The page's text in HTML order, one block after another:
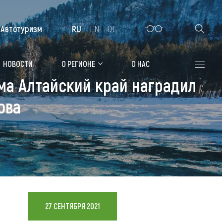
Алтайская зимовка
Где остановиться
Санатории
Гостиницы, отели
Коттеджи, базы
Сельские усадьбы
Мотели, придорожные отели
НОВОСТИ О РЕГИОНЕ О НАС
Автотуризм RU EN DE
Алтайский край наградил
27 СЕНТЯБРЯ 2021